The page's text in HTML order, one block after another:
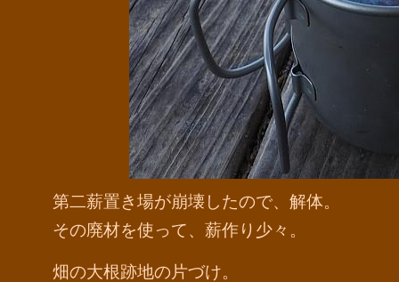
第二薪置き場が崩壊したので、解体。
その廃材を使って、薪作り少々。
畑の大根跡地の片づけ。